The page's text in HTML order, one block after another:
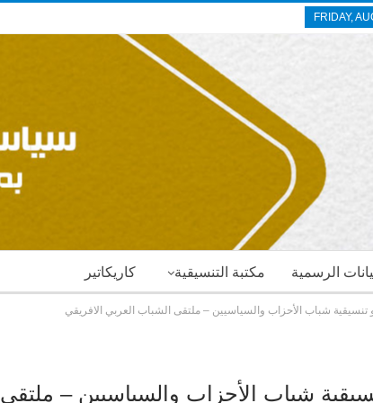
FRIDAY,
كاريكاتير مكتبة التنسيقية الرسمية
شباب الأحزاب والسياسيين – ملتقى الشباب العربي الافريقي
شباب الأحزاب والسياسيين – ملتقى